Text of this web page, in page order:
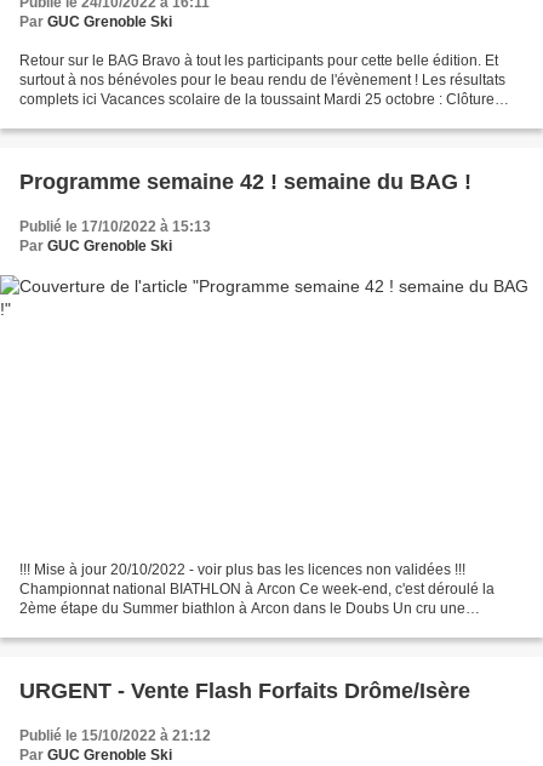
Par GUC Grenoble Ski
Retour sur le BAG Bravo à tout les participants pour cette belle édition. Et
surtout à nos bénévoles pour le beau rendu de l'évènement ! Les résultats
complets ici Vacances scolaire de la toussaint Mardi 25 octobre : Clôture
Programme semaine 42 ! semaine du BAG !
Publié le 17/10/2022 à 15:13
Par GUC Grenoble Ski
!!! Mise à jour 20/10/2022 - voir plus bas les licences non validées !!!
Championnat national BIATHLON à Arcon Ce week-end, c'est déroulé la
2ème étape du Summer biathlon à Arcon dans le Doubs Un cru une
URGENT - Vente Flash Forfaits Drôme/Isère
Publié le 15/10/2022 à 21:12
Par GUC Grenoble Ski